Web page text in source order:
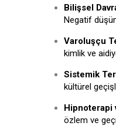
Bilişsel
Negatif
Varoluşçu
kimlik ve
Sistemik
kültürel
Hipnoterapi
özlem ve